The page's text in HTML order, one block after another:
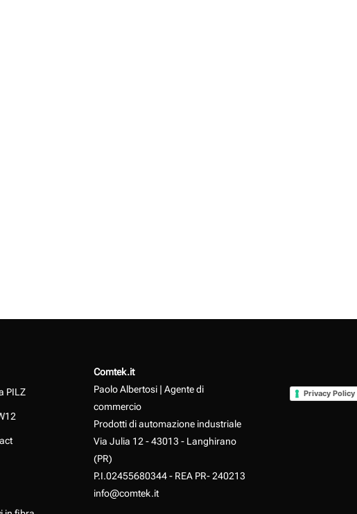
PILZ
Comtek.it
Paolo Albertosi | Agente di
commercio
Prodotti di automazione industriale
Via Julia 12 - 43013 - Langhirano
(PR)
P.I.02455680344 - REA PR- 240213
info@comtek.it
Privacy Policy